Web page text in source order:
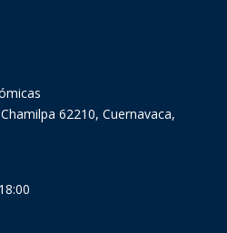
62210, Cuernavaca,